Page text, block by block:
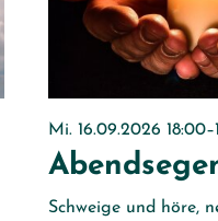
Mi. 16.09.2026
Schweige und höre,